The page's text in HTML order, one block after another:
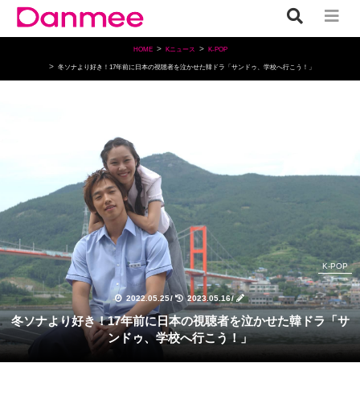
HOME Kニュース K-POP
冬ソナより好き！17年前に日本の視聴者を泣かせた韓ドラ「サンドゥ、学校へ行こう！」
2022.05.25/ 2023.05.16/
K-POP
冬ソナより好き！17年前に日本の視聴者を泣かせた韓ドラ「サ
ンドゥ、学校へ行こう！」